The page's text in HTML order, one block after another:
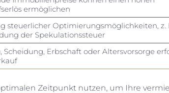
ermöglichen
steuerlicher Optimierungsmöglichkeiten, z.
der Spekulationssteuer
Scheidung, Erbschaft oder Altersvorsorge
Zeitpunkt nutzen, um Ihre